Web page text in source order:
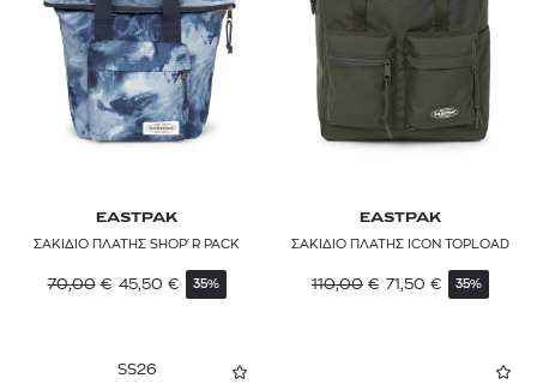
EASTPAK
ΣΑΚΙΔΙΟ ΠΛΑΤΗΣ SHOP'R PACK
70,00 € 45,50 € 35%
EASTPAK
ΣΑΚΙΔΙΟ ΠΛΑΤΗΣ ICON TOPLOAD
110,00 € 71,50 € 35%
SS26